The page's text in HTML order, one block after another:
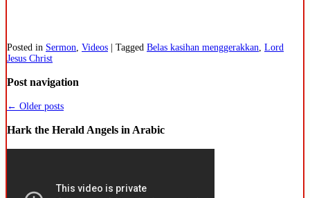
Posted in Sermon, Videos Tagged Belas kasihan menggerakkan, Lord
Jesus Christ
Post navigation
← Older posts
Hark the Herald Angels in Arabic